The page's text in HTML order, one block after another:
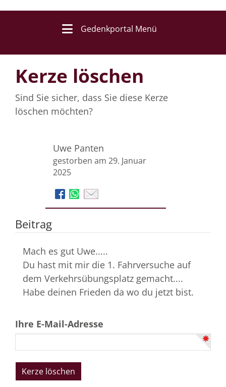
Gedenkportal Menü
Kerze löschen
Sind Sie sicher, dass Sie diese Kerze
löschen möchten?
Uwe Panten
gestorben am 29. Januar
2025
Beitrag
Mach es gut Uwe.....
Du hast mit mir die 1. Fahrversuche auf
dem Verkehrsübungsplatz gemacht....
Habe deinen Frieden da wo du jetzt bist.
Ihre E-Mail-Adresse